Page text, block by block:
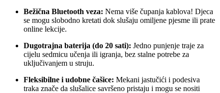
Bežična Bluetooth veza: Nema više čupanja kablova! Djeca
se mogu slobodno kretati dok slušaju omiljene pjesme ili prate
online lekcije.
Dugotrajna baterija (do 20 sati): Jedno punjenje traje za
cijelu sedmicu učenja ili igranja, bez stalne potrebe za
uključivanjem u struju.
Fleksibilne i udobne čašice: Mekani jastučići i podesiva
traka znače da slušalice savršeno pristaju i mogu se nositi